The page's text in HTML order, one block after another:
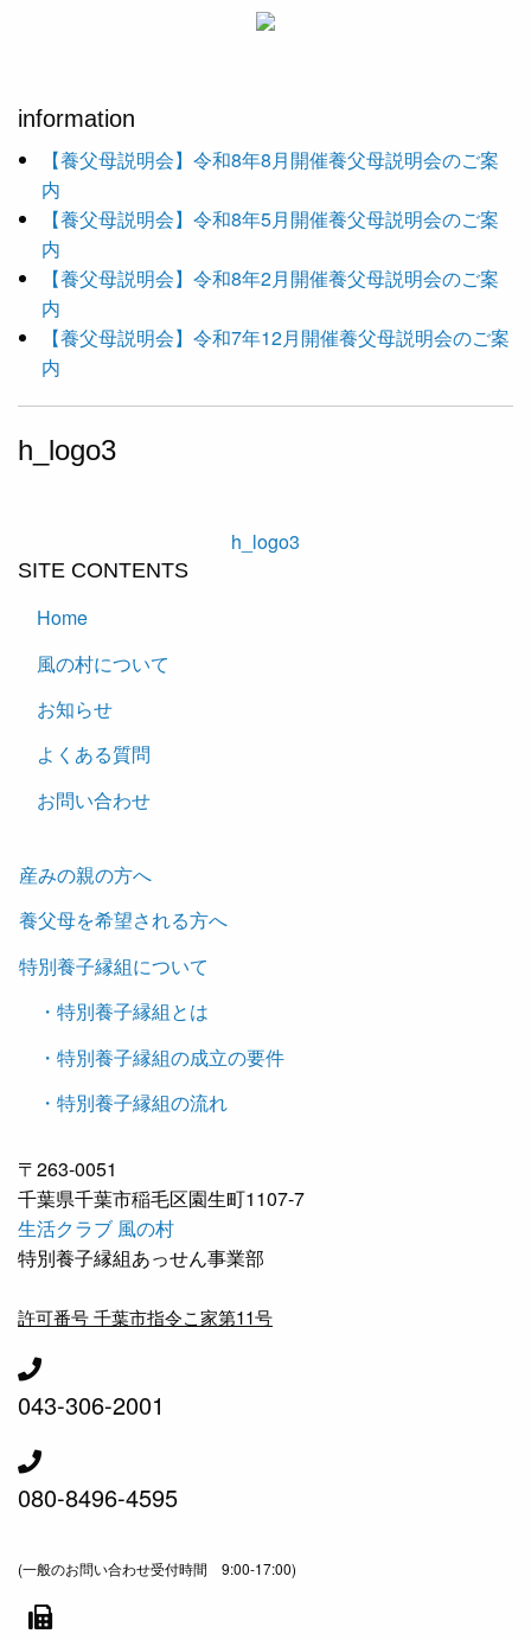
information
【養父母説明会】令和8年8月開催養父母説明会のご案
内
【養父母説明会】令和8年5月開催養父母説明会のご案
内
【養父母説明会】令和8年2月開催養父母説明会のご案
内
【養父母説明会】令和7年12月開催養父母説明会のご案
内
h_logo3
h_logo3
SITE CONTENTS
Home
風の村について
お知らせ
よくある質問
お問い合わせ
産みの親の方へ
養父母を希望される方へ
特別養子縁組について
・特別養子縁組とは
・特別養子縁組の成立の要件
・特別養子縁組の流れ
〒263-0051
千葉県千葉市稲毛区園生町1107-7
生活クラブ 風の村
特別養子縁組あっせん事業部
許可番号 千葉市指令こ家第11号
043-306-2001
080-8496-4595
(一般のお問い合わせ受付時間 9:00-17:00)